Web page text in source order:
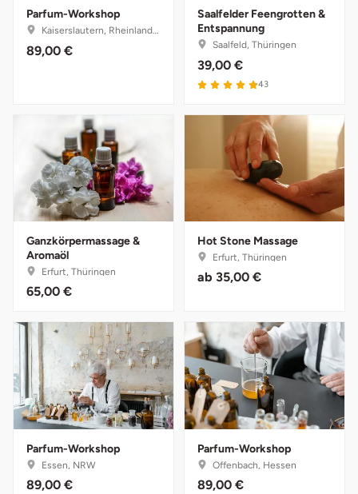
Parfum-Workshop
Kaiserslautern, Rheinland-Pfalz
89,00 €
Saalfelder Feengrotten &
Entspannung
Saalfeld, Thüringen
39,00 €
43
Ganzkörpermassage &
Aromaöl
Erfurt, Thüringen
65,00 €
Hot Stone Massage
Erfurt, Thüringen
ab 35,00 €
Parfum-Workshop
Essen, NRW
89,00 €
Parfum-Workshop
Offenbach, Hessen
89,00 €
Essen
Flensburg
Freiburg
Fulda
Fürstenfeldbruck
Fürth
Geiselwind
Gelnhausen
Gera
Gersfeld